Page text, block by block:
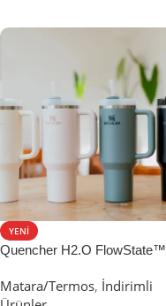
YENI
Quencher H2.O FlowState™
Matara/Termos, İndirimli